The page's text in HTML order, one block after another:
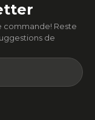
commande! Reste
de